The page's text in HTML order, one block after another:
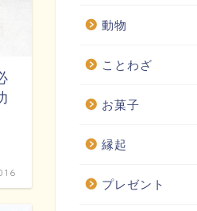
動物
ことわざ
お菓子
縁起
プレゼント